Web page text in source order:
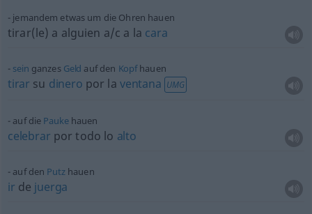
jemandem etwas um die Ohren hauen
tirar(le) a alguien a/c a la cara
sein ganzes Geld auf den Kopfhauen
tirar su dinero por la ventana UMG
auf die Paukehauen
celebrar por todo lo alto
auf den Putzhauen
ir de juerga